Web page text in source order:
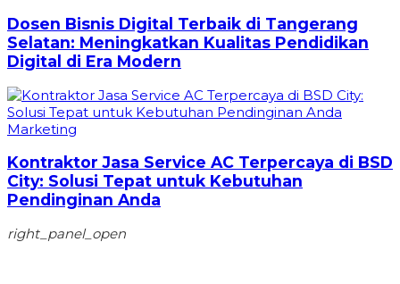
Dosen Bisnis Digital Terbaik di Tangerang
Selatan: Meningkatkan Kualitas Pendidikan
Digital di Era Modern
Marketing
Kontraktor Jasa Service AC Terpercaya di BSD
City: Solusi Tepat untuk Kebutuhan
Pendinginan Anda
right_panel_open